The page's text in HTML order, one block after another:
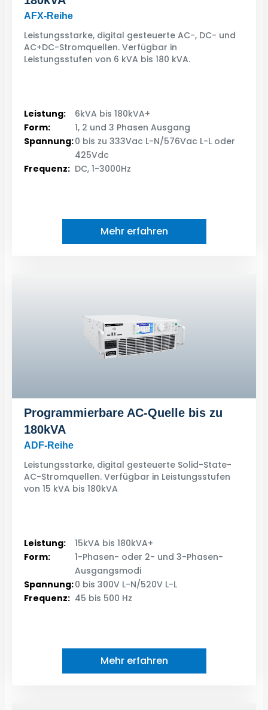
AFX-Reihe
Leistungsstarke, digital gesteuerte AC-, DC- und
AC+DC-Stromquellen. Verfügbar in
Leistungsstufen von 6 kVA bis 180 kVA.
Leistung:
6kVA bis 180kVA+
Form:
1, 2 und 3 Phasen Ausgang
Spannung:0 bis zu 333Vac L-N/576Vac L-L oder
425Vdc
Frequenz: DC, 1-3000Hz
Mehr erfahren
Programmierbare AC-Quelle bis zu
180kVA
ADF-Reihe
Leistungsstarke, digital gesteuerte Solid-State-
AC-Stromquellen. Verfügbar in Leistungsstufen
von 15 kVA bis 180kVA
Leistung:
15kVA bis 180kVA+
Form:
1-Phasen- oder 2- und 3-Phasen-
Ausgangsmodi
Spannung:0 bis 300V L-N/520V L-L
Frequenz: 45 bis 500 Hz
Mehr erfahren